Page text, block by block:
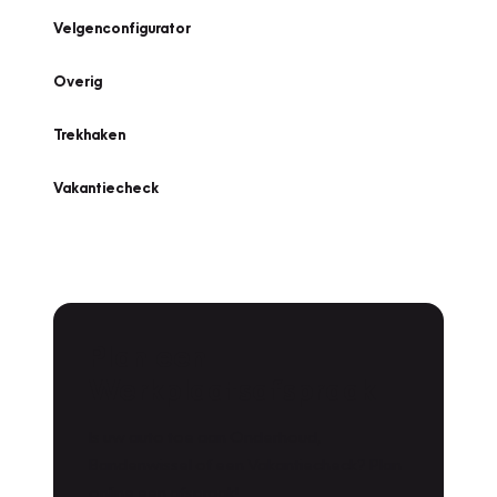
Velgenconfigurator
Overig
Trekhaken
Vakantiecheck